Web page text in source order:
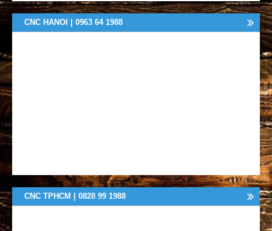
CNC HANOI | 0963 64 1988
CNC TPHCM | 0828 99 1988